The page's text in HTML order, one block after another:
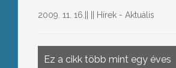
2009. 11. 16. Hírek - Aktuális
Ez a cikk több mint egy éves